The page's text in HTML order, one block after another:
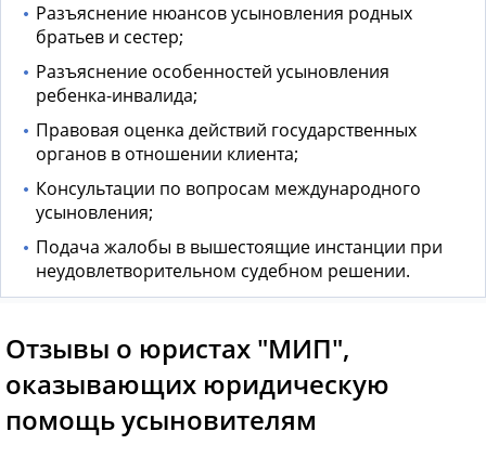
Разъяснение нюансов усыновления родных
братьев и сестер;
Разъяснение особенностей усыновления
ребенка-инвалида;
Правовая оценка действий государственных
органов в отношении клиента;
Консультации по вопросам международного
усыновления;
Подача жалобы в вышестоящие инстанции при
неудовлетворительном судебном решении.
Отзывы о юристах "МИП",
оказывающих юридическую
помощь усыновителям